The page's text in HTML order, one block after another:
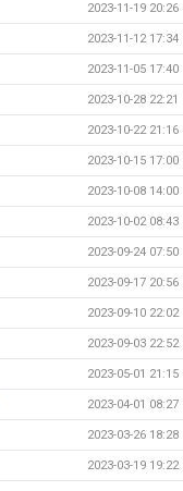
2023-11-19 20:26
2023-11-12 17:34
2023-11-05 17:40
2023-10-28 22:21
2023-10-22 21:16
2023-10-15 17:00
2023-10-08 14:00
2023-10-02 08:43
2023-09-24 07:50
2023-09-17 20:56
2023-09-10 22:02
2023-09-03 22:52
2023-05-01 21:15
2023-04-01 08:27
2023-03-26 18:28
2023-03-19 19:22